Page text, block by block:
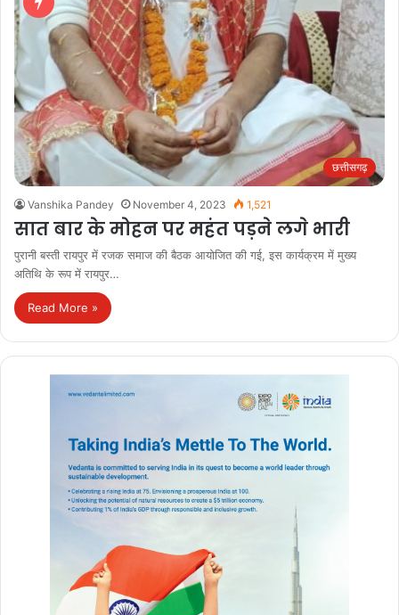
छत्तीसगढ़
Vanshika Pandey November 4, 2023 1,521
सात बार के मोहन पर महंत पड़ने लगे भारी
पुरानी बस्ती रायपुर में रजक समाज की बैठक आयोजित की गई, इस कार्यक्रम में मुख्य
अतिथि के रूप में रायपुर…
Read More »